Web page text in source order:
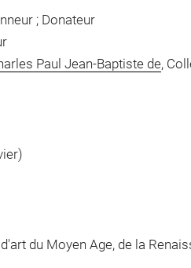
; Donateur
Paul Jean-Baptiste de,
du Moyen Age, de la